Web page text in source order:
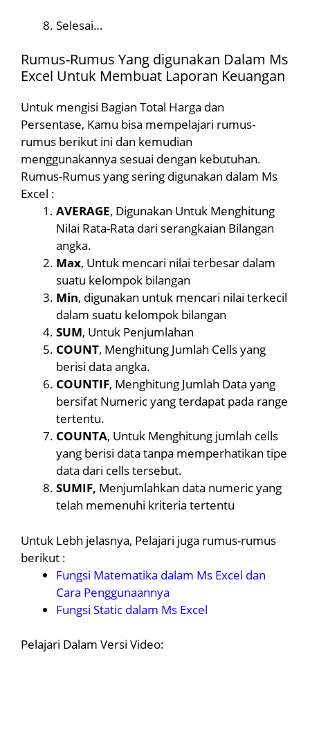
Selesai…
Rumus-Rumus Yang digunakan Dalam Ms
Excel Untuk Membuat Laporan Keuangan
Untuk mengisi Bagian Total Harga dan
Persentase, Kamu bisa mempelajari rumus-
rumus berikut ini dan kemudian
menggunakannya sesuai dengan kebutuhan.
Rumus-Rumus yang sering digunakan dalam Ms
Excel :
AVERAGE, Digunakan Untuk Menghitung
Nilai Rata-Rata dari serangkaian Bilangan
angka.
Max, Untuk mencari nilai terbesar dalam
suatu kelompok bilangan
Min, digunakan untuk mencari nilai terkecil
dalam suatu kelompok bilangan
SUM, Untuk Penjumlahan
COUNT, Menghitung Jumlah Cells yang
berisi data angka.
COUNTIF, Menghitung Jumlah Data yang
bersifat Numeric yang terdapat pada range
tertentu.
COUNTA, Untuk Menghitung jumlah cells
yang berisi data tanpa memperhatikan tipe
data dari cells tersebut.
SUMIF, Menjumlahkan data numeric yang
telah memenuhi kriteria tertentu
Untuk Lebh jelasnya, Pelajari juga rumus-rumus
berikut :
Fungsi Matematika dalam Ms Excel dan
Cara Penggunaannya
Fungsi Static dalam Ms Excel
Pelajari Dalam Versi Video: